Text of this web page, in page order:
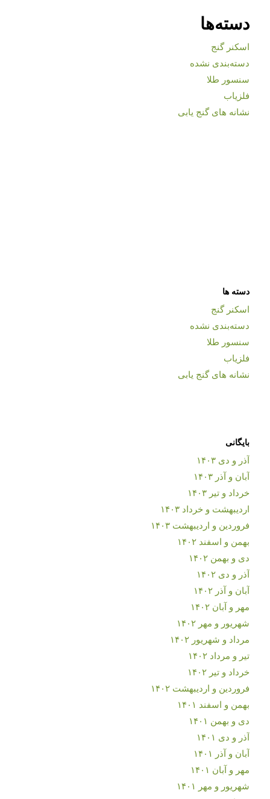
دسته‌ها
اسکنر گنج
دسته‌بندی نشده
سنسور طلا
فلزیاب
نشانه های گنج یابی
دسته ها
اسکنر گنج
دسته‌بندی نشده
سنسور طلا
فلزیاب
نشانه های گنج یابی
بایگانی
آذر و دی ۱۴۰۳
آبان و آذر ۱۴۰۳
خرداد و تیر ۱۴۰۳
اردیبهشت و خرداد ۱۴۰۳
فروردین و اردیبهشت ۱۴۰۳
بهمن و اسفند ۱۴۰۲
دی و بهمن ۱۴۰۲
آذر و دی ۱۴۰۲
آبان و آذر ۱۴۰۲
مهر و آبان ۱۴۰۲
شهریور و مهر ۱۴۰۲
مرداد و شهریور ۱۴۰۲
تیر و مرداد ۱۴۰۲
خرداد و تیر ۱۴۰۲
فروردین و اردیبهشت ۱۴۰۲
بهمن و اسفند ۱۴۰۱
دی و بهمن ۱۴۰۱
آذر و دی ۱۴۰۱
آبان و آذر ۱۴۰۱
مهر و آبان ۱۴۰۱
شهریور و مهر ۱۴۰۱